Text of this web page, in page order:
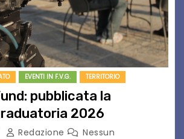
EVENTI IN F.V.G. TERRITORIO
pubblicata la
2026
Redazione
Nessun